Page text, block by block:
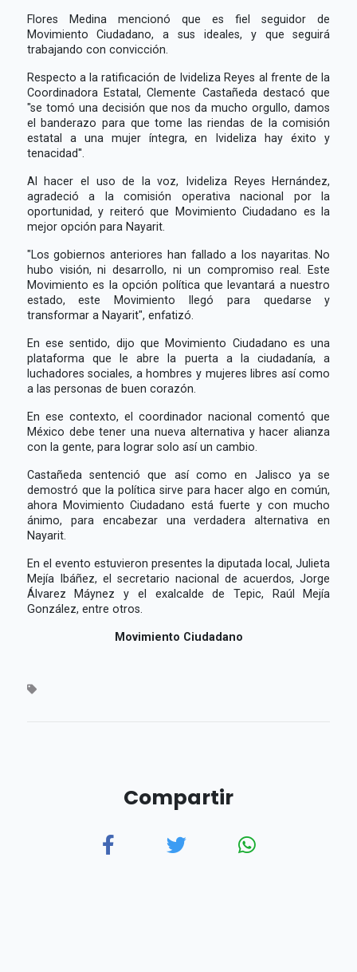
Flores Medina mencionó que es fiel seguidor de
Movimiento Ciudadano, a sus ideales, y que seguirá
trabajando con convicción.
Respecto a la ratificación de Ivideliza Reyes al frente de la
Coordinadora Estatal, Clemente Castañeda destacó que
"se tomó una decisión que nos da mucho orgullo, damos
el banderazo para que tome las riendas de la comisión
estatal a una mujer íntegra, en Ivideliza hay éxito y
tenacidad''.
Al hacer el uso de la voz, Ivideliza Reyes Hernández,
agradeció a la comisión operativa nacional por la
oportunidad, y reiteró que Movimiento Ciudadano es la
mejor opción para Nayarit.
"Los gobiernos anteriores han fallado a los nayaritas. No
hubo visión, ni desarrollo, ni un compromiso real. Este
Movimiento es la opción política que levantará a nuestro
estado, este Movimiento llegó para quedarse y
transformar a Nayarit", enfatizó.
En ese sentido, dijo que Movimiento Ciudadano es una
plataforma que le abre la puerta a la ciudadanía, a
luchadores sociales, a hombres y mujeres libres así como
a las personas de buen corazón.
En ese contexto, el coordinador nacional comentó que
México debe tener una nueva alternativa y hacer alianza
con la gente, para lograr solo así un cambio.
Castañeda sentenció que así como en Jalisco ya se
demostró que la política sirve para hacer algo en común,
ahora Movimiento Ciudadano está fuerte y con mucho
ánimo, para encabezar una verdadera alternativa en
Nayarit.
En el evento estuvieron presentes la diputada local, Julieta
Mejía Ibáñez, el secretario nacional de acuerdos, Jorge
Álvarez Máynez y el exalcalde de Tepic, Raúl Mejía
González, entre otros.
Movimiento Ciudadano
Compartir